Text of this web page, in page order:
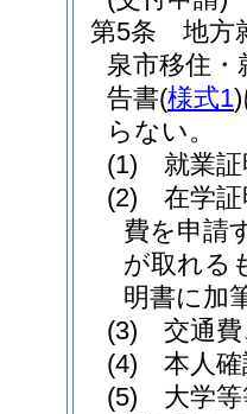
第5条
地方
泉市移住・
告書(様式1)
らない。
(1)
就業
(2)
在学
費を申請
が取れる
明書に加
(3)
交通
(4)
本人
(5)
大学